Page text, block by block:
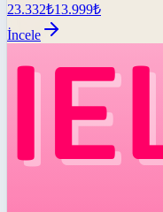
23.332₺13.999₺
İncele